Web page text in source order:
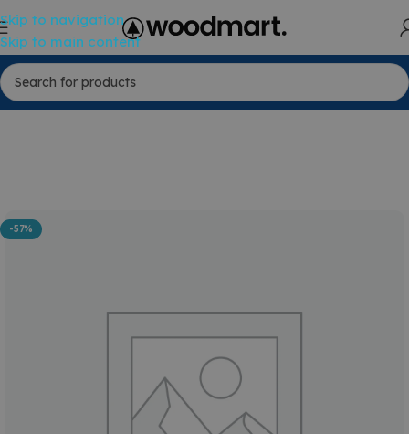
Skip to navigation
Skip to main content
-57%